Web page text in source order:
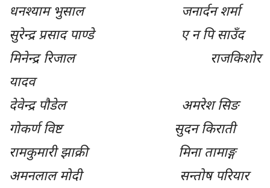
धनश्याम भुसाल जनार्दन शर्मा
सुरेन्द्र प्रसाद पाण्डे ए न पि साउँद
मिनेन्द्र रिजाल राजकिशोर
यादव
देवेन्द्र पौडेल अमरेश सिङ
गोकर्ण विष्ट सुदन किराती
रामकुमारी झाक्री मिना तामाङ्ग
अमनलाल मोदी सन्तोष परियार